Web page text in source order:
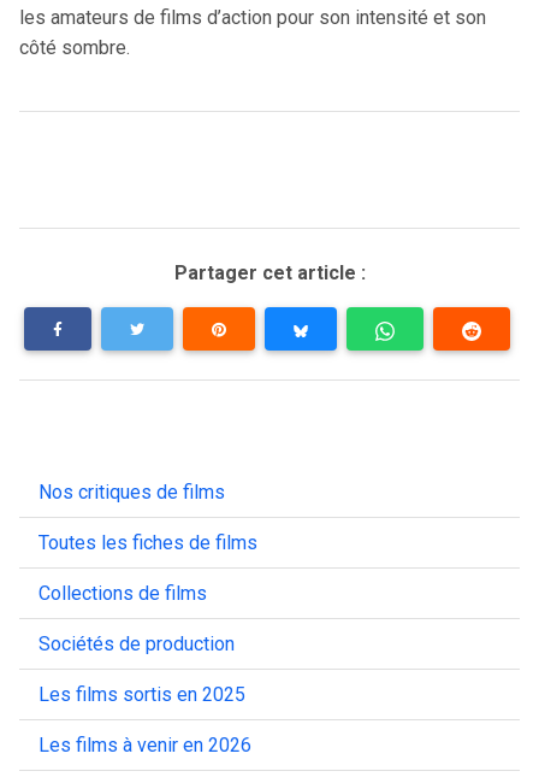
les amateurs de films d’action pour son intensité et son
côté sombre.
Partager cet article :
Nos critiques de films
Toutes les fiches de films
Collections de films
Sociétés de production
Les films sortis en 2025
Les films à venir en 2026